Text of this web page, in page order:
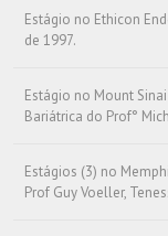
Estágio no Ethicon
de 1997.
Estágio no Mount
Bariátrica do Prof°
Estágios (3) no
Prof Guy Voeller,